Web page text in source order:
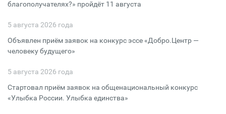
благополучателях?» пройдёт 11 августа
5 августа 2026 года
Объявлен приём заявок на конкурс эссе «Добро.Центр —
человеку будущего»
5 августа 2026 года
Стартовал приём заявок на общенациональный конкурс
«Улыбка России. Улыбка единства»